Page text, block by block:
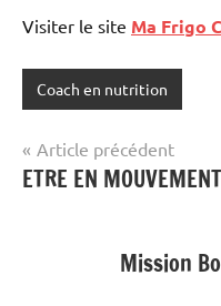
Visiter le site Ma Frigo
Coach en nutrition
Navigation
de
Article précédent
ETRE EN MOUVEMENT
Mission